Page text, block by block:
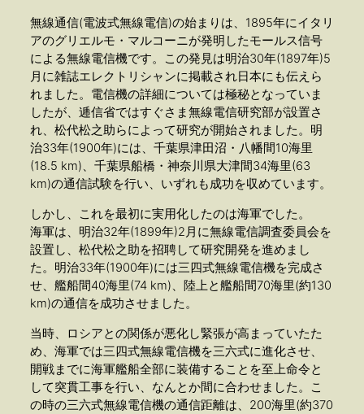
無線通信(電波式無線電信)の始まりは、1895年にイタリ
アのグリエルモ・マルコーニが発明したモールス信号
による無線電信機です。この発見は明治30年(1897年)5
月に雑誌エレクトリシャンに掲載され日本にも伝えら
れました。電信機の詳細については極秘となっていま
したが、逓信省ではすぐさま無線電信研究部が設置さ
れ、松代松之助らによって研究が開始されました。明
治33年(1900年)には、千葉県津田沼・八幡間10海里
(18.5 km)、千葉県船橋・神奈川県大津間34海里(63
km)の通信試験を行い、いずれも成功を収めています。
しかし、これを最初に実用化したのは海軍でした。
海軍は、明治32年(1899年)2月に無線電信調査委員会を
設置し、松代松之助を招聘して研究開発を進めまし
た。明治33年(1900年)には三四式無線電信機を完成さ
せ、艦船間40海里(74 km)、陸上と艦船間70海里(約130
km)の通信を成功させました。
当時、ロシアとの関係が悪化し緊張が高まっていたた
め、海軍では三四式無線電信機を三六式に進化させ、
開戦までに海軍艦船全部に装備することを至上命令と
して突貫工事を行い、なんとか間に合わせました。こ
の時の三六式無線電信機の通信距離は、200海里(約370